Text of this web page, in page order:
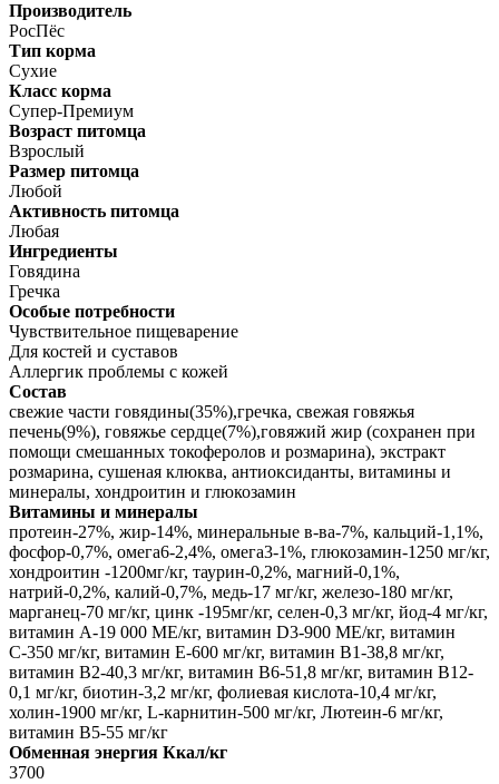
Производитель
РосПёс
Тип корма
Сухие
Класс корма
Супер-Премиум
Возраст питомца
Взрослый
Размер питомца
Любой
Активность питомца
Любая
Ингредиенты
Говядина
Гречка
Особые потребности
Чувствительное пищеварение
Для костей и суставов
Аллергик проблемы с кожей
Состав
свежие части говядины(35%),гречка, свежая говяжья
печень(9%), говяжье сердце(7%),говяжий жир (сохранен при
помощи смешанных токоферолов и розмарина), экстракт
розмарина, сушеная клюква, антиоксиданты, витамины и
минералы, хондроитин и глюкозамин
Витамины и минералы
протеин-27%, жир-14%, минеральные в-ва-7%, кальций-1,1%,
фосфор-0,7%, омега6-2,4%, омега3-1%, глюкозамин-1250 мг/кг,
хондроитин -1200мг/кг, таурин-0,2%, магний-0,1%,
натрий-0,2%, калий-0,7%, медь-17 мг/кг, железо-180 мг/кг,
марганец-70 мг/кг, цинк -195мг/кг, селен-0,3 мг/кг, йод-4 мг/кг,
витамин А-19 000 МЕ/кг, витамин D3-900 МЕ/кг, витамин
С-350 мг/кг, витамин Е-600 мг/кг, витамин В1-38,8 мг/кг,
витамин В2-40,3 мг/кг, витамин В6-51,8 мг/кг, витамин В12-
0,1 мг/кг, биотин-3,2 мг/кг, фолиевая кислота-10,4 мг/кг,
холин-1900 мг/кг, L-карнитин-500 мг/кг, Лютеин-6 мг/кг,
витамин В5-55 мг/кг
Обменная энергия Ккал/кг
3700